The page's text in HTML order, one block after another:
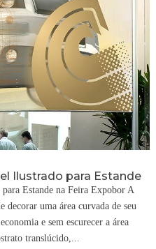
Ilustrado para Estande
Estande na Feira Expobor A
uma área curvada de seu
e sem escurecer a área
translúcido,...